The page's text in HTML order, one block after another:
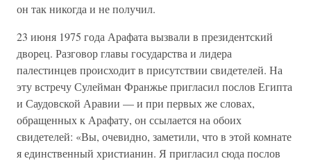
он так никогда и не получил.
23 июня 1975 года Арафата вызвали в президентский
дворец. Разговор главы государства и лидера
палестинцев происходит в присутствии свидетелей. На
эту встречу Сулейман Франжье пригласил послов Египта
и Саудовской Аравии — и при первых же словах,
обращенных к Арафату, он ссылается на обоих
свидетелей: «Вы, очевидно, заметили, что в этой комнате
я единственный христианин. Я пригласил сюда послов